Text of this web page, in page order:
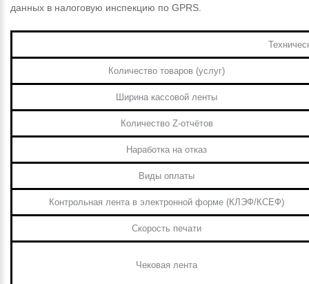
данных в налоговую инспекцию по GPRS.
Количество товаров (услуг)
Ширина кассовой ленты
Количество Z-отчётов
Наработка на отказ
Виды оплаты
Контрольная лента в электронной форме (КЛЭФ/КСЕФ)
Скорость печати
Чековая лента